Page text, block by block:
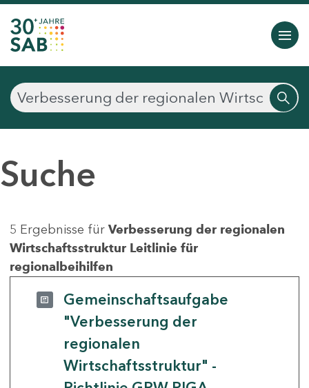
Suche
5 Ergebnisse für Verbesserung der regionalen
Wirtschaftsstruktur Leitlinie für
regionalbeihilfen
Gemeinschaftsaufgabe
"Verbesserung der
regionalen
Wirtschaftsstruktur" -